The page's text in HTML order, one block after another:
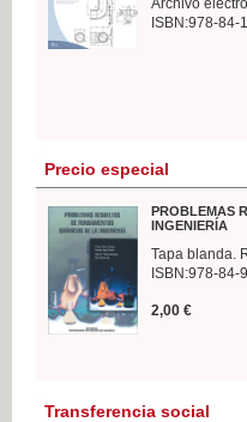
Archivo
ISBN:978-84-
Precio especial
PROBLEMAS
INGENIERÍA
Tapa blanda.
ISBN:978-84-
2,00 €
Transferencia social